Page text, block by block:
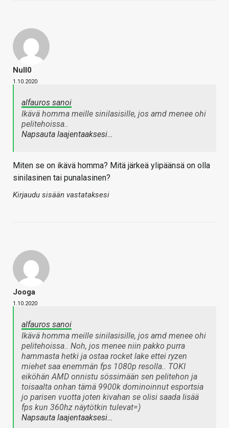
Null0
1.10.2020
alfauros sanoi
Ikävä homma meille sinilasisille, jos amd menee ohi
pelitehoissa..
Napsauta laajentaaksesi…
Miten se on ikävä homma? Mitä järkeä ylipäänsä on olla
sinilasinen tai punalasinen?
Kirjaudu sisään vastataksesi
Jooga
1.10.2020
alfauros sanoi
Ikävä homma meille sinilasisille, jos amd menee ohi
pelitehoissa.. Noh, jos menee niin pakko purra
hammasta hetki ja ostaa rocket lake ettei ryzen
miehet saa enemmän fps 1080p resolla.. TOKI
eiköhän AMD onnistu sössimään sen pelitehon ja
toisaalta onhan tämä 9900k dominoinnut esportsia
jo parisen vuotta joten kivahan se olisi saada lisää
fps kun 360hz näytötkin tulevat=)
Napsauta laajentaaksesi…